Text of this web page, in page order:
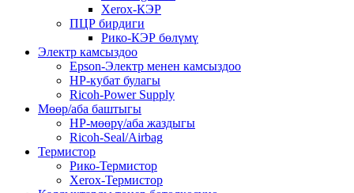
Xerox-КЭР
ПЦР бирдиги
Рико-КЭР бөлүмү
Электр камсыздоо
Epson-Электр менен камсыздоо
HP-кубат булагы
Ricoh-Power Supply
Мөөр/аба баштыгы
HP-мөөрү/аба жаздыгы
Ricoh-Seal/Airbag
Термистор
Рико-Термистор
Xerox-Термистор